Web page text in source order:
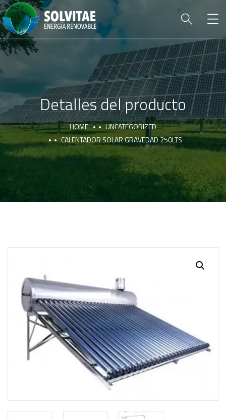
Detalles del producto
HOME
UNCATEGORIZED
CALENTADOR SOLAR GRAVEDAD 250LTS